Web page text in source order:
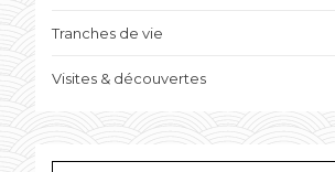
Tranches de vie
Visites & découvertes